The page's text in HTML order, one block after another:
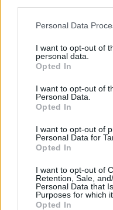
Personal Data
I want to opt-out of
personal data.
Opted In
I want to opt-out of
Personal Data.
Opted In
I want to opt-out of
Personal Data for
Opted In
I want to opt-out of
Retention, Sale,
Personal Data that
Purposes for which
Opted In
αποτυπώσουν
μέσα στο περίγραμμα
ζωή, όπως θα ήθελαν
μελλοντικές γενιές.
Για την Eurolife FFH,
καταφέρνουν
υποστηρίζει
και την οικογένεια.
συνεργασία της με
ενδυναμώνει την